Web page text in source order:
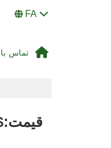
FA
تماس با
:قیمت